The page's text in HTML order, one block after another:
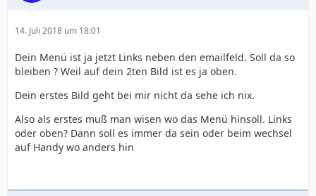
14. Juli 2018 um 18:01
Dein Menü ist ja jetzt Links neben den emailfeld. Soll da so
bleiben ? Weil auf dein 2ten Bild ist es ja oben.
Dein erstes Bild geht bei mir nicht da sehe ich nix.
Also als erstes muß man wisen wo das Menü hinsoll. Links
oder oben? Dann soll es immer da sein oder beim wechsel
auf Handy wo anders hin